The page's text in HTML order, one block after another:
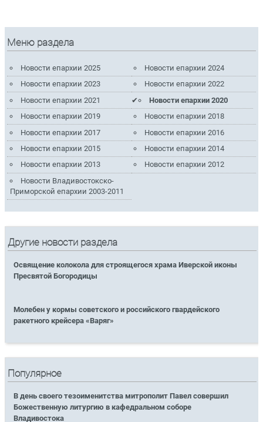
Меню раздела
Новости епархии 2025
Новости епархии 2024
Новости епархии 2023
Новости епархии 2022
Новости епархии 2021
Новости епархии 2020
Новости епархии 2019
Новости епархии 2018
Новости епархии 2017
Новости епархии 2016
Новости епархии 2015
Новости епархии 2014
Новости епархии 2013
Новости епархии 2012
Новости Владивостокско-
Приморской епархии 2003-2011
Другие новости раздела
Освящение колокола для строящегося храма Иверской иконы
Пресвятой Богородицы
Молебен у кормы советского и российского гвардейского
ракетного крейсера «Варяг»
Популярное
В день своего тезоименитства митрополит Павел совершил
Божественную литургию в кафедральном соборе
Владивостока